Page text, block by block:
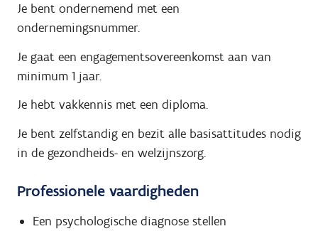
Je bent ondernemend met een
ondernemingsnummer.
Je gaat een engagementsovereenkomst aan van
minimum 1 jaar.
Je hebt vakkennis met een diploma.
Je bent zelfstandig en bezit alle basisattitudes nodig
in de gezondheids- en welzijnszorg.
Professionele vaardigheden
Een psychologische diagnose stellen